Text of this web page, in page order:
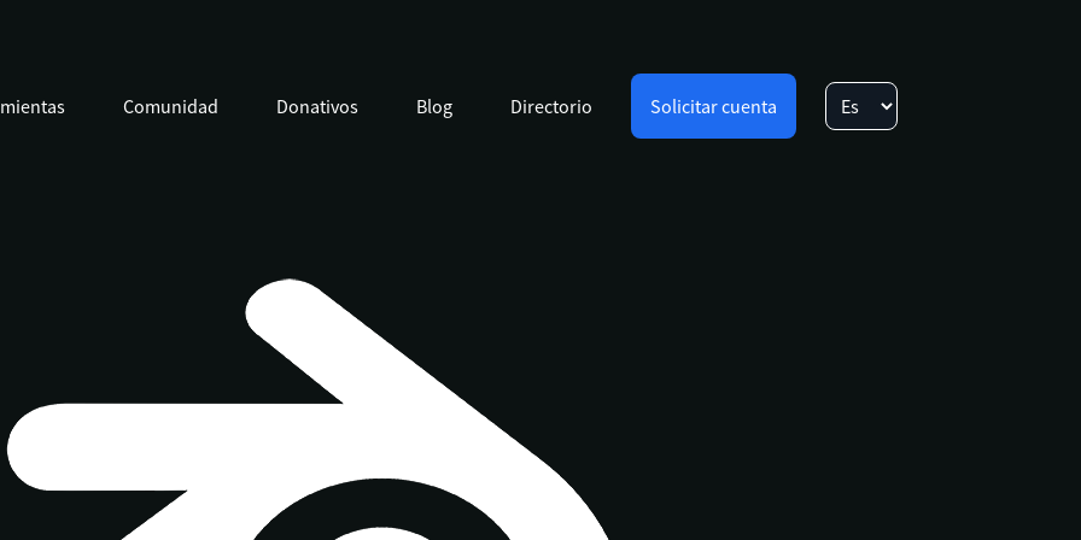
Comunidad Donativos Blog Directorio Solicitar cuenta